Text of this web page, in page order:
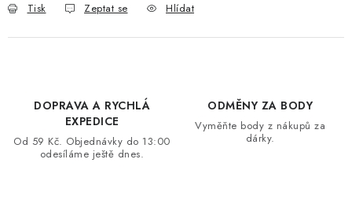
ZNAČKY
Podmínky ochrany osobních údajů
Moje objednávka
Tisk Zeptat se Hlídat
DOPRAVA A RYCHLÁ
EXPEDICE
Od 59 Kč. Objednávky do 13:00
odesíláme ještě dnes.
ODMĚNY ZA BODY
Vyměňte body z nákupů za
dárky.